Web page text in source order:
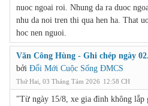
nuoc ngoai roi. Nhung da ra duoc
nhu da noi tren thi qua hen ha. That
hoc nen nguoi.
Văn Công Hùng - Ghi chép ngày
bởi Đổi Mới Cuộc Sống ĐMCS
Thứ Hai, 03 Tháng Tám 2026 12:58 CH
"Từ ngày 15/8, xe gia đình không lắp